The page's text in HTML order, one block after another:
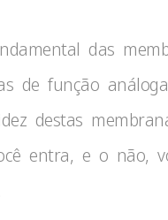
das
de função
destas
entra, e o não,